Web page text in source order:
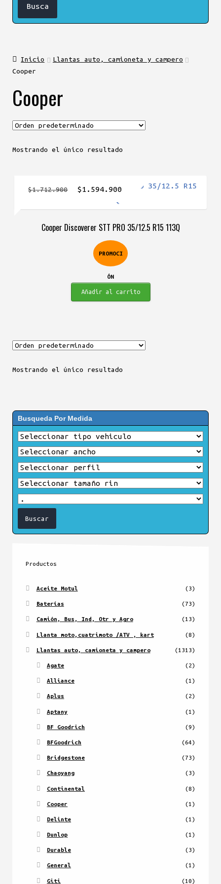
Inicio
Llantas auto, camioneta y campero
Cooper
Cooper
Mostrando el único resultado
Cooper Discoverer STT PRO 35/12.5 R15 113Q
PROMOCI
ÓN
$1.712.900
El
era:
$1.712.900.
$1.594.900
es:
$1.594.900.
Añadir al carrito
Mostrando el único resultado
Busqueda Por Medida
Productos
Aceite Motul (3)
Baterías (73)
Camión, Bus, Ind, Otr y Agro (13)
Llanta moto,cuatrimoto /ATV , kart (8)
Llantas auto, camioneta y campero (1313)
Agate (2)
Alliance (1)
Aplus (2)
Aptany (1)
BF Goodrich (9)
BFGoodrich (64)
Bridgestone (73)
Chaoyang (3)
Continental (8)
Cooper (1)
Delinte (1)
Dunlop (1)
Durable (3)
General (1)
Giti (10)